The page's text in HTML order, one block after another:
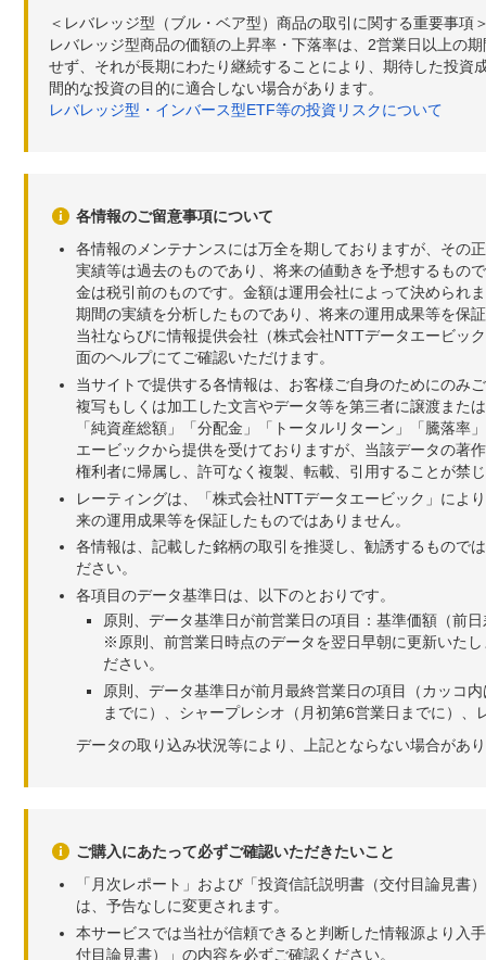
＜レバレッジ型（ブル・ベア型）商品の取引に関する重要事項
レバレッジ型商品の価額の上昇率・下落率は、2営業日以上の
せず、それが長期にわたり継続することにより、期待した投
間的な投資の目的に適合しない場合があります。
レバレッジ型・インバース型ETF等の投資リスクについて
各情報のご留意事項について
各情報のメンテナンスには万全を期しておりますが、その
実績等は過去のものであり、将来の値動きを予想するもの
金は税引前のものです。金額は運用会社によって決められ
期間の実績を分析したものであり、将来の運用成果等を保
当社ならびに情報提供会社（株式会社NTTデータエービッ
面のヘルプにてご確認いただけます。
当サイトで提供する各情報は、お客様ご自身のためにのみ
複写もしくは加工した文言やデータ等を第三者に譲渡また
「純資産総額」「分配金」「トータルリターン」「騰落
エービックから提供を受けておりますが、当該データの著
権利者に帰属し、許可なく複製、転載、引用することが禁
レーティングは、「株式会社NTTデータエービック」によ
来の運用成果等を保証したものではありません。
各情報は、記載した銘柄の取引を推奨し、勧誘するもので
ださい。
各項目のデータ基準日は、以下のとおりです。
原則、データ基準日が前営業日の項目：基準価額（前
※原則、前営業日時点のデータを翌日早朝に更新いた
ださい。
原則、データ基準日が前月最終営業日の項目（カッコ
までに）、シャープレシオ（月初第6営業日までに）
データの取り込み状況等により、上記とならない場合があ
ご購入にあたって必ずご確認いただきたいこと
「月次レポート」および「投資信託説明書（交付目論見
は、予告なしに変更されます。
本サービスでは当社が信頼できると判断した情報源より入
付目論見書）」の内容を必ずご確認ください。